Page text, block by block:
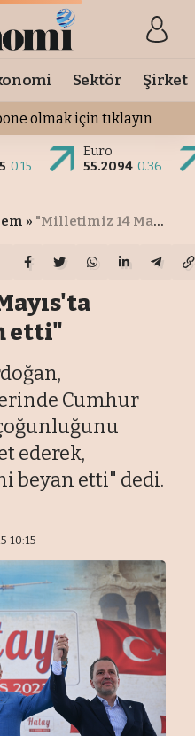
Sektör Şirket
olmak için tıklayın
0.15
Euro
55.2094 0.36
» "Milletimiz 14 Mayıs'ta iradesini beyan etti"
etti"
Cumhur
ederek,
beyan etti" dedi.
10:15